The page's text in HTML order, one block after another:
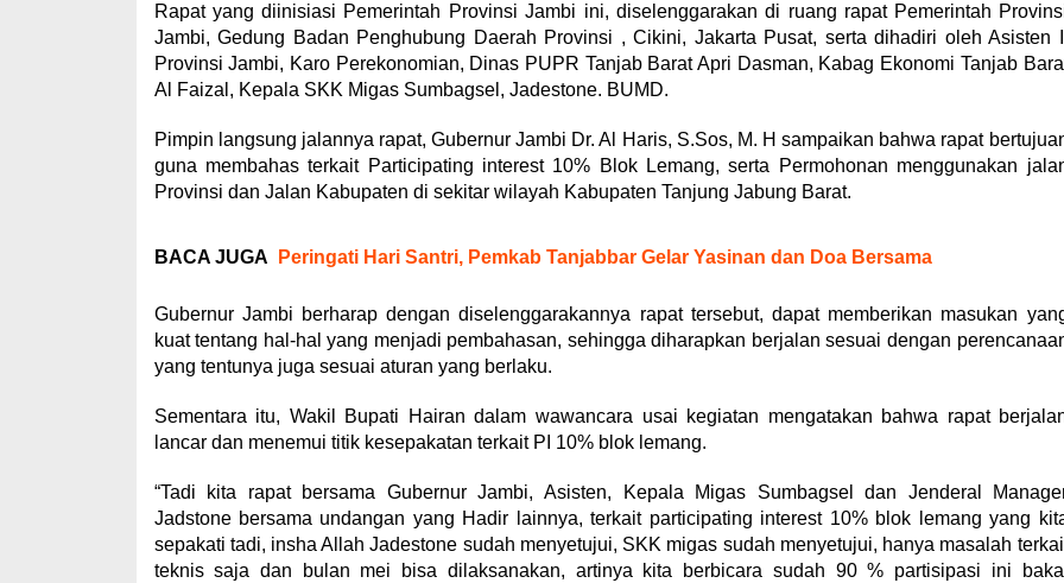
Rapat yang diinisiasi Pemerintah Provinsi Jambi ini, diselenggarakan di ruang rapat Pemerintah
Jambi, Gedung Badan Penghubung Daerah Provinsi , Cikini, Jakarta Pusat, serta dihadiri oleh Asisten II
Provinsi Jambi, Karo Perekonomian, Dinas PUPR Tanjab Barat Apri Dasman, Kabag Ekonomi Tanjab
Al Faizal, Kepala SKK Migas Sumbagsel, Jadestone. BUMD.
Pimpin langsung jalannya rapat, Gubernur Jambi Dr. Al Haris, S.Sos, M. H sampaikan bahwa rapat
guna membahas terkait Participating interest 10% Blok Lemang, serta Permohonan menggunakan
Provinsi dan Jalan Kabupaten di sekitar wilayah Kabupaten Tanjung Jabung Barat.
BACA JUGA Peringati Hari Santri, Pemkab Tanjabbar Gelar Yasinan dan Doa Bersama
Gubernur Jambi berharap dengan diselenggarakannya rapat tersebut, dapat memberikan masukan
kuat tentang hal-hal yang menjadi pembahasan, sehingga diharapkan berjalan sesuai dengan
yang tentunya juga sesuai aturan yang berlaku.
Sementara itu, Wakil Bupati Hairan dalam wawancara usai kegiatan mengatakan bahwa rapat
lancar dan menemui titik kesepakatan terkait PI 10% blok lemang.
“Tadi kita rapat bersama Gubernur Jambi, Asisten, Kepala Migas Sumbagsel dan Jenderal
Jadstone bersama undangan yang Hadir lainnya, terkait participating interest 10% blok lemang yang
sepakati tadi, insha Allah Jadestone sudah menyetujui, SKK migas sudah menyetujui, hanya masalah
teknis saja dan bulan mei bisa dilaksanakan, artinya kita berbicara sudah 90 % partisipasi ini bakal